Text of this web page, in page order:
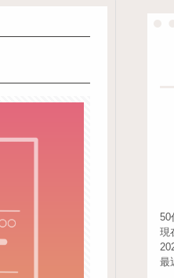
50
現
最